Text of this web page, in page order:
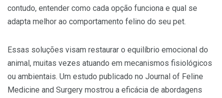
contudo, entender como cada opção funciona e qual se
adapta melhor ao comportamento felino do seu pet.
Essas soluções visam restaurar o equilíbrio emocional do
animal, muitas vezes atuando em mecanismos fisiológicos
ou ambientais. Um estudo publicado no Journal of Feline
Medicine and Surgery mostrou a eficácia de abordagens